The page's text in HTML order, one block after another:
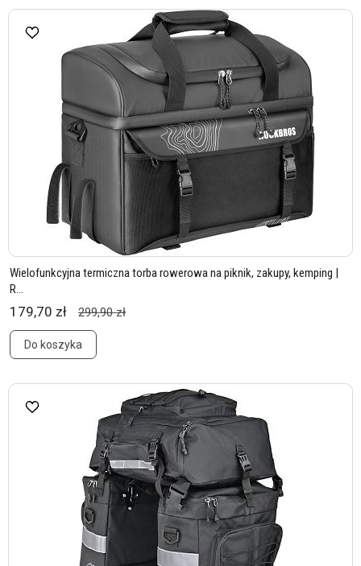
Wielofunkcyjna termiczna torba rowerowa na piknik, zakupy, kemping |
R...
179,70 zł 299,90 zł
Do koszyka